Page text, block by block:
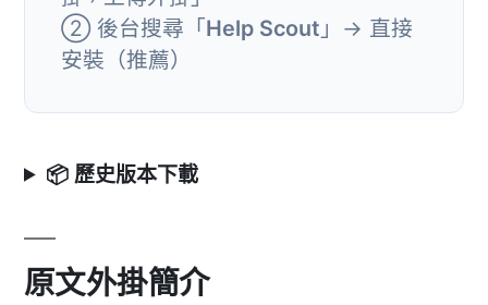
② 後台搜尋「Help Scout 」→ 直接
安裝（推薦）
📦 歷史版本下載
原文外掛簡介